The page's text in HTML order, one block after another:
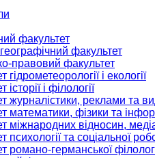
факультет
факультет
правовий факультет
гідрометеорології і екології
історії і філології
журналістики, реклами та
математики, фізики та
міжнародних відносин,
психології та соціальної
романо-германської